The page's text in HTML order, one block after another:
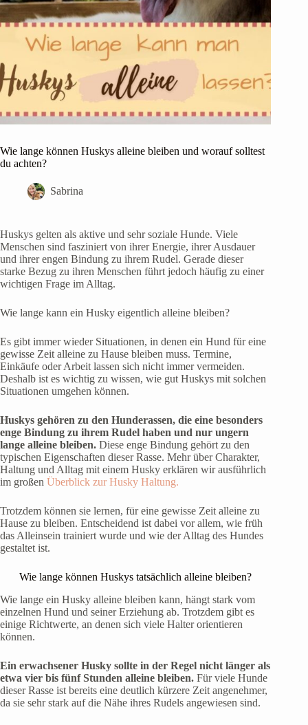
Wie lange können Huskys alleine bleiben und worauf solltest
du achten?
Sabrina
Huskys gelten als aktive und sehr soziale Hunde. Viele
Menschen sind fasziniert von ihrer Energie, ihrer Ausdauer
und ihrer engen Bindung zu ihrem Rudel. Gerade dieser
starke Bezug zu ihren Menschen führt jedoch häufig zu einer
wichtigen Frage im Alltag.
Wie lange kann ein Husky eigentlich alleine bleiben?
Es gibt immer wieder Situationen, in denen ein Hund für eine
gewisse Zeit alleine zu Hause bleiben muss. Termine,
Einkäufe oder Arbeit lassen sich nicht immer vermeiden.
Deshalb ist es wichtig zu wissen, wie gut Huskys mit solchen
Situationen umgehen können.
Huskys gehören zu den Hunderassen, die eine besonders
enge Bindung zu ihrem Rudel haben und nur ungern
lange alleine bleiben. Diese enge Bindung gehört zu den
typischen Eigenschaften dieser Rasse. Mehr über Charakter,
Haltung und Alltag mit einem Husky erklären wir ausführlich
im großen Überblick zur Husky Haltung.
Trotzdem können sie lernen, für eine gewisse Zeit alleine zu
Hause zu bleiben. Entscheidend ist dabei vor allem, wie früh
das Alleinsein trainiert wurde und wie der Alltag des Hundes
gestaltet ist.
Wie lange können Huskys tatsächlich alleine bleiben?
Wie lange ein Husky alleine bleiben kann, hängt stark vom
einzelnen Hund und seiner Erziehung ab. Trotzdem gibt es
einige Richtwerte, an denen sich viele Halter orientieren
können.
Ein erwachsener Husky sollte in der Regel nicht länger als
etwa vier bis fünf Stunden alleine bleiben. Für viele Hunde
dieser Rasse ist bereits eine deutlich kürzere Zeit angenehmer,
da sie sehr stark auf die Nähe ihres Rudels angewiesen sind.